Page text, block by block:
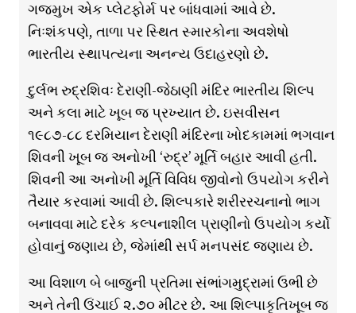
ગજમુખ એક પ્લેટફોર્મ પર બાંધવામાં આવે છે.
નિઃશંકપણે, તાળા પર સ્થિત સ્મારકોના અવશેષો
ભારતીય સ્થાપત્યના અનન્ય ઉદાહરણો છે.
દુર્લભ રુદ્રશિવઃ દેરાણી-જેઠાણી મંદિર ભારતીય શિલ્પ
અને કલા માટે ખૂબ જ પ્રખ્યાત છે. ઇસવીસન
૧૯૮૭-૮૮ દરમિયાન દેરાણી મંદિરના ખોદકામમાં ભગવાન
શિવની ખૂબ જ અનોખી ‘રુદ્ર’ મૂર્તિ બહાર આવી હતી.
શિવની આ અનોખી મૂર્તિ વિવિધ જીવોનો ઉપયોગ કરીને
તૈયાર કરવામાં આવી છે. શિલ્પકારે શરીરરચનાનો ભાગ
બનાવવા માટે દરેક કલ્પનાશીલ પ્રાણીનો ઉપયોગ કર્યો
હોવાનું જણાય છે, જેમાંથી સર્પ મનપસંદ જણાય છે.
આ વિશાળ બે બાજુની પ્રતિમા સંભાંગમુદ્રામાં ઉભી છે
અને તેની ઉંચાઈ ૨.૭૦ મીટર છે. આ શિલ્પાકૃતિખૂબ જ